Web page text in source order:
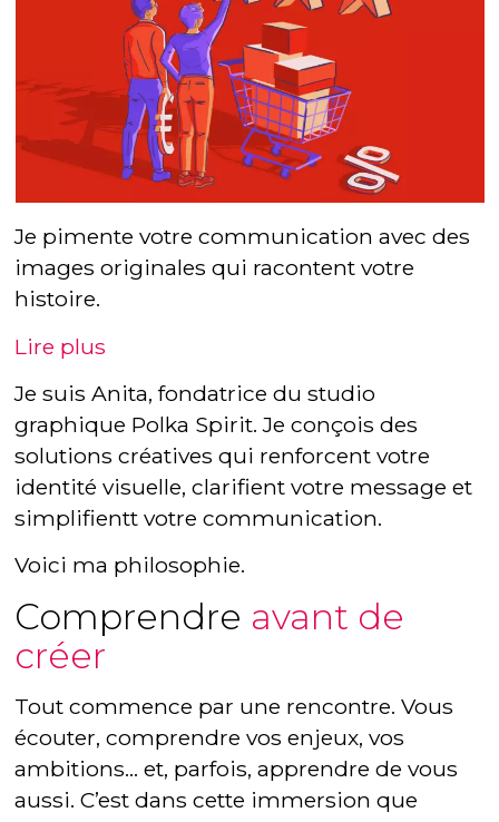
Je suis Anita, fondatrice du studio
graphique Polka Spirit. Je conçois des
solutions créatives qui renforcent votre
identité visuelle, clarifient votre message et
simplifientt votre communication.
Voici ma philosophie.
Comprendre avant de
créer
Tout commence par une rencontre. Vous
écouter, comprendre vos enjeux, vos
ambitions… et, parfois, apprendre de vous
aussi. C’est dans cette immersion que
Je pimente votre communication avec des
images originales qui racontent votre
histoire.
Lire plus